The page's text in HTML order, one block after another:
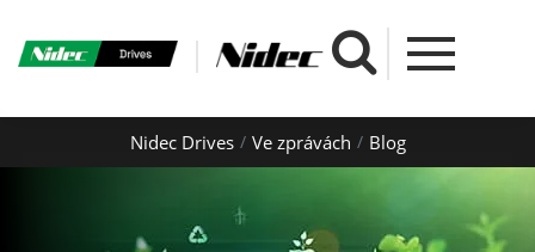
Nidec Drives Ve zprávách Blog